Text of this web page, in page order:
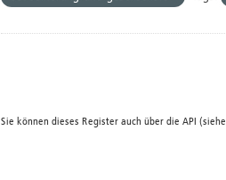
Sie können dieses Register auch über die API (siehe